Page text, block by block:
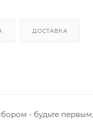
ДОСТАВКА
- будьте